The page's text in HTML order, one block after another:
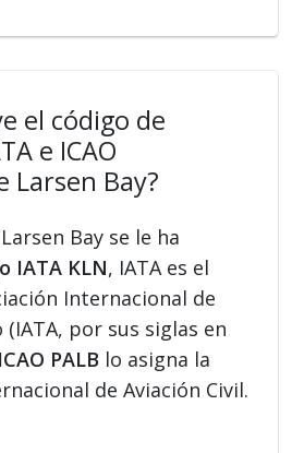
el código de
e ICAO
Larsen Bay?
Bay se le ha
IATA KLN, IATA es el
Internacional de
por sus siglas en
PALB lo asigna la
de Aviación Civil.